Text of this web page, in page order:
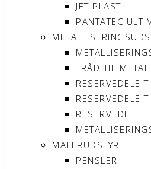
JET PLAST
PANTATEC
TRÅD TIL
RESERVEDELE
RESERVEDELE
RESERVEDELE
MALERUDSTYR
PENSLER